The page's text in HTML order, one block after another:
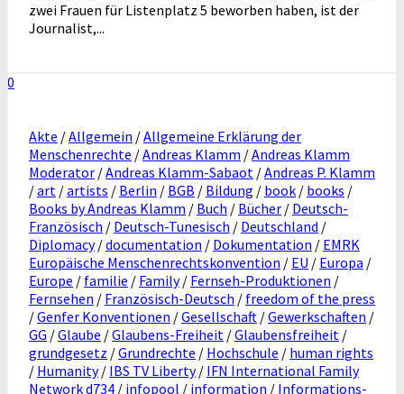
zwei Frauen für Listenplatz 5 beworben haben, ist der
Journalist,...
0
Akte /Allgemein /Allgemeine Erklärung der
Menschenrechte /Andreas Klamm /Andreas Klamm
Moderator /Andreas Klamm-Sabaot /Andreas P. Klamm
/art /artists / Berlin / BGB / Bildung / book / books /
Books by Andreas Klamm / Buch / Bücher / Deutsch-
Französisch / Deutsch-Tunesisch / Deutschland /
Diplomacy/documentation / Dokumentation / EMRK
Europäische Menschenrechtskonvention / EU / Europa /
Europe / familie / Family/ Fernseh-Produktionen /
Fernsehen / Französisch-Deutsch / freedom of the press
/Genfer Konventionen /Gesellschaft /Gewerkschaften /
GG /Glaube /Glaubens-Freiheit /Glaubensfreiheit /
grundgesetz /Grundrechte / Hochschule / human rights
/ Humanity/ IBS TV Liberty/ IFN International Family
Network d734 / infopool / information / Informations-